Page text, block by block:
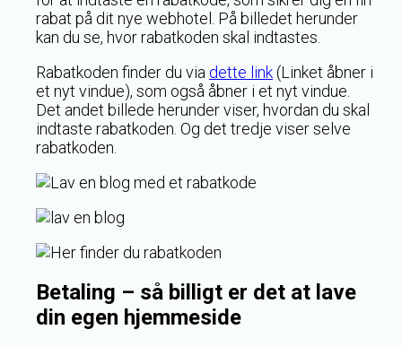
rabat på dit nye webhotel. På billedet herunder
kan du se, hvor rabatkoden skal indtastes.
Rabatkoden finder du via dette link(Linket åbner i
et nyt vindue), som også åbner i et nyt vindue.
Det andet billede herunder viser, hvordan du skal
indtaste rabatkoden. Og det tredje viser selve
rabatkoden.
Betaling – så billigt er det at lave
din egen hjemmeside